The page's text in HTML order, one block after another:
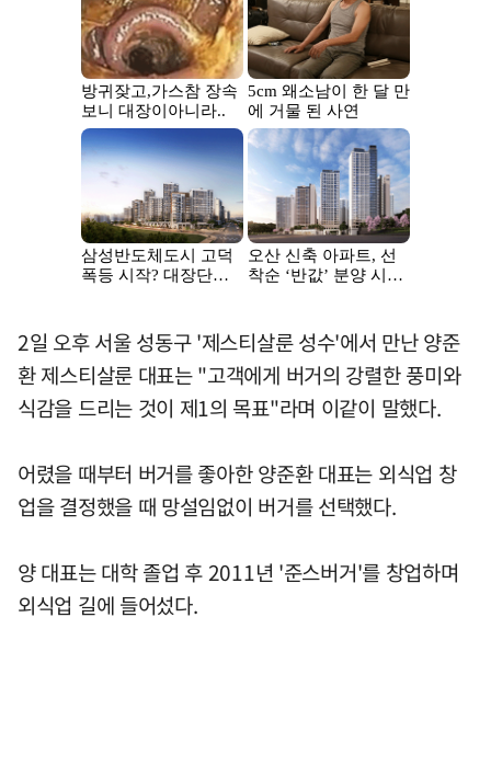
2일 오후 서울 성동구 '제스티살룬 성수'에서 만난 양준
환 제스티살룬 대표는 "고객에게 버거의 강렬한 풍미와
식감을 드리는 것이 제1의 목표"라며 이같이 말했다.
어렸을 때부터 버거를 좋아한 양준환 대표는 외식업 창
업을 결정했을 때 망설임없이 버거를 선택했다.
양 대표는 대학 졸업 후 2011년 '준스버거'를 창업하며
외식업 길에 들어섰다.